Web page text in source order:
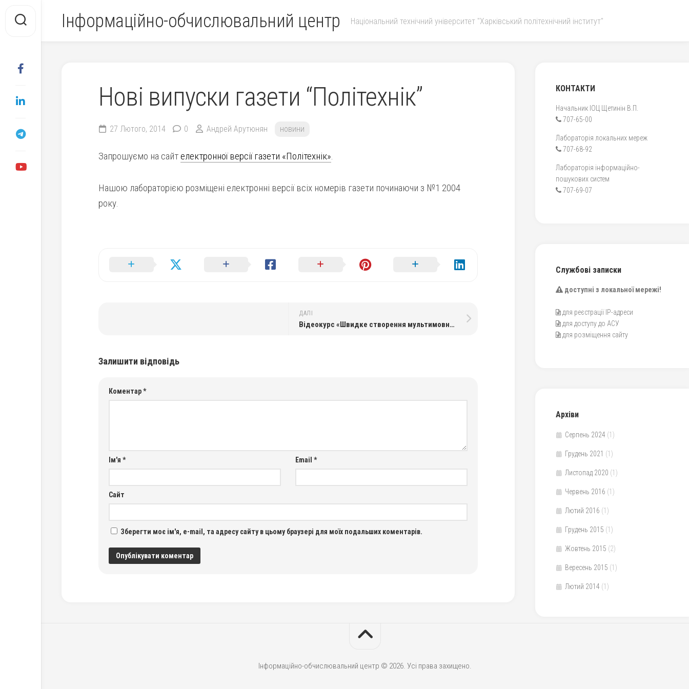
вмісту
Інформаційно-обчислювальний центр Національний технічний університет "Харківський політехнічний інститут"
Нові випуски газети “Політехнік”
27 Лютого, 2014 0 Андрей Арутюнян новини
Запрошуємо на сайт електронної версії газети «Політехнік».
Нашою лабораторією розміщені електронні версії всіх номерів газети починаючи з №1 2004
року.
ДАЛІ
Відеокурс «Швидке створення мультимовного сайту на WordPress»
Залишити відповідь
Коментар*
Ім'я * Email *
Сайт
Зберегти моє ім'я, e-mail, та адресу сайту в цьому браузері для моїх подальших коментарів.
КОНТАКТИ
Начальник ІОЦ Щетинін В.П.
707-65-00
Лабораторія локальних мереж
707-68-92
Лабораторія інформаційно-
пошукових систем
707-69-07
Службові записки
доступні з локальної мережі!
для реєстрації IP-адреси
для доступу до АСУ
для розміщення сайту
Архіви
Серпень 2024 (1)
Грудень 2021 (1)
Листопад 2020 (1)
Червень 2016 (1)
Лютий 2016 (1)
Грудень 2015 (1)
Жовтень 2015 (2)
Вересень 2015 (1)
Лютий 2014 (1)
Інформаційно-обчислювальний центр © 2026. Усі права захищено.